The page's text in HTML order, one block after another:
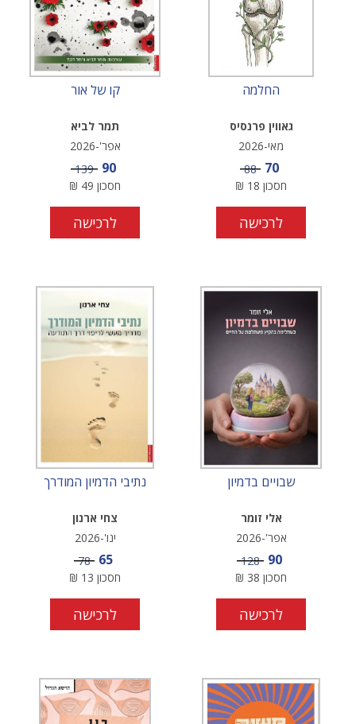
החלמה
גאווין פרנסיס
מאי-2026
מחיר מבצע
70 מחיר
88
חסכון 18
₪
לרכישה
קו של אור
תמר לביא
אפר'-2026
מחיר מבצע
90 מחיר
139
חסכון 49
₪
לרכישה
שבויים בדמיון
אלי זומר
אפר'-2026
מחיר מבצע
90 מחיר
128
חסכון 38
₪
לרכישה
נתיבי הדמיון המודרך
צחי ארנון
ינו'-2026
מחיר מבצע
65 מחיר
78
חסכון 13
₪
לרכישה